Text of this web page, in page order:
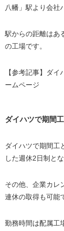
八幡」駅より会社
駅からの距離はあ
の工場です。
【参考記事】ダ
ームページ
ダイハツで期間
ダイハツで期間工
した週休2日制と
その他、企業カレ
連休の取得も可能
勤務時間は配属工